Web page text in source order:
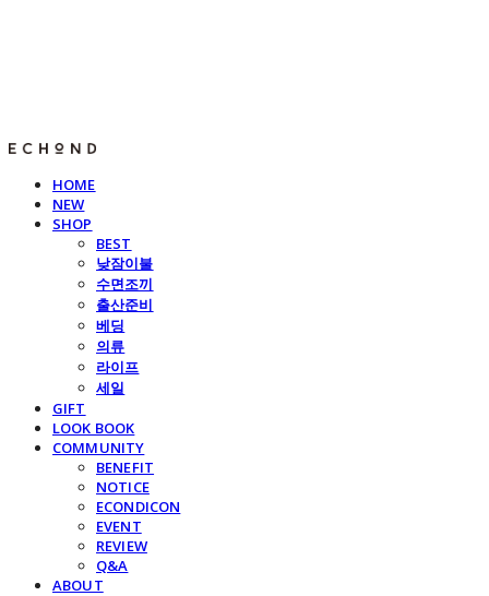
HOME
NEW
SHOP
BEST
낮잠이불
수면조끼
출산준비
베딩
의류
라이프
세일
GIFT
LOOK BOOK
COMMUNITY
BENEFIT
NOTICE
ECONDICON
EVENT
REVIEW
Q&A
ABOUT